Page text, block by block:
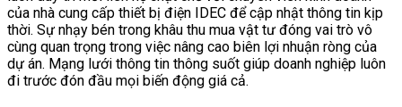
của nhà cung cấp thiết bị điện IDEC để cập nhật thông tin kịp
thời. Sự nhạy bén trong khâu thu mua vật tư đóng vai trò vô
cùng quan trọng trong việc nâng cao biên lợi nhuận ròng của
dự án. Mạng lưới thông tin thông suốt giúp doanh nghiệp luôn
đi trước đón đầu mọi biến động giá cả.